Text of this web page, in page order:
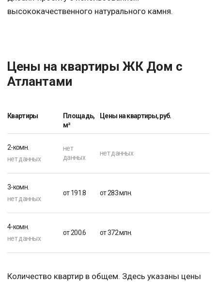
высококачественного натурального камня.
Цены на квартиры ЖК Дом с
Атлантами
Квартиры
Площадь,
м²
Цены на квартиры, руб.
2-комн.
нет данных
нет
данных
нет данных
3-комн.
нет данных
от 191.8 от 283 млн.
4-комн.
нет данных
от 200.6 от 372 млн.
Количество квартир в общем. Здесь указаны цены